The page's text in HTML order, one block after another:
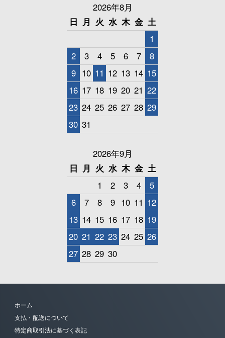
2026年8月
日 月 火 水 木 金 土
1
2
3 4 5 6 7
8
9 10 11 12 13 14 15
16 17 18 19 20 21 22
23 24 25 26 27 28 29
30 31
2026年9月
日 月 火 水 木 金 土
1
2 3 4
5
6
7 8 9 10 11 12
13 14 15 16 17 18 19
20 21 22 23 24 25 26
27 28 29 30
ホーム
支払・配送について
特定商取引法に基づく表記